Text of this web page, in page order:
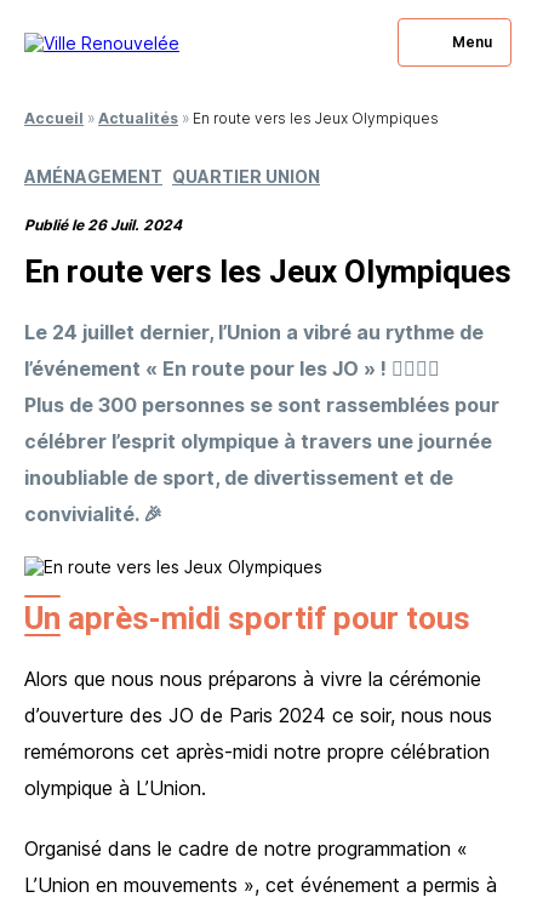
Menu
Accueil » Actualités » En route vers les Jeux Olympiques
AMÉNAGEMENT QUARTIER UNION
Publié le 26 Juil. 2024
En route vers les Jeux Olympiques
Le 24 juillet dernier, l’Union a vibré au rythme de
l’événement « En route pour les JO » ! 🏃‍♂️🏃‍♀️
Plus de 300 personnes se sont rassemblées pour
célébrer l’esprit olympique à travers une journée
inoubliable de sport, de divertissement et de
convivialité. 🎉
Un après-midi sportif pour tous
Alors que nous nous préparons à vivre la cérémonie
d’ouverture des JO de Paris 2024 ce soir, nous nous
remémorons cet après-midi notre propre célébration
olympique à L’Union.
Organisé dans le cadre de notre programmation «
L’Union en mouvements », cet événement a permis à
Vous souhaitez
être rappelé ?
Laissez-nous votre numéro, nous nous engageons à
vous rappeler.
conservées dans le cadre de ma demande d’information
et de la relation commerciale
Vos informations seront utilisées uniquement par notre société et restent
confidentielles. Vous pouvez à tout moment modifier ou supprimer ces données :
voir notre politique de confidentialité
Vous avez des questions
à nous poser ?
Laissez-nous votre numéro, nous nous engageons à
vous répondre.